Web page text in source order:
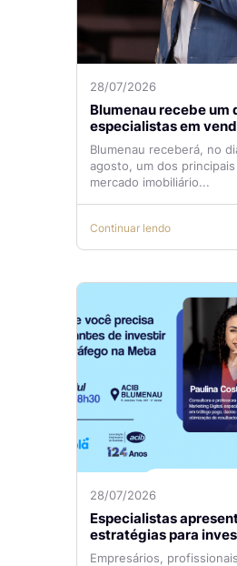
28/07/2026
Blumenau recebe um
especialistas em vendas do
mercado imobiliário
Blumenau receberá, no
agosto, um dos
mercado imobiliário...
Continuar lendo
28/07/2026
Especialistas
estratégias para
tráfego pago com
Empresários,